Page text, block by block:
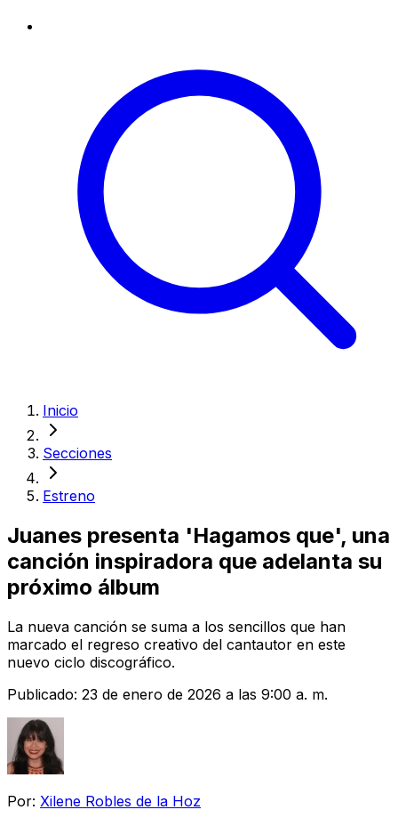
Inicio
Secciones
Estreno
Juanes presenta 'Hagamos que', una
canción inspiradora que adelanta su
próximo álbum
La nueva canción se suma a los sencillos que han
marcado el regreso creativo del cantautor en este
nuevo ciclo discográfico.
Publicado: 23 de enero de 2026 a las 9:00 a. m.
Por: Xilene Robles de la Hoz